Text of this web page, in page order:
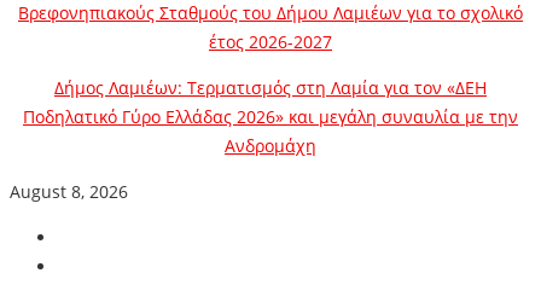
Βρεφονηπιακούς Σταθμούς του Δήμου Λαμιέων για το σχολικό
έτος 2026-2027
Δήμος Λαμιέων: Τερματισμός στη Λαμία για τον «ΔΕΗ
Ποδηλατικό Γύρο Ελλάδας 2026» και μεγάλη συναυλία με την
Ανδρομάχη
August 8, 2026